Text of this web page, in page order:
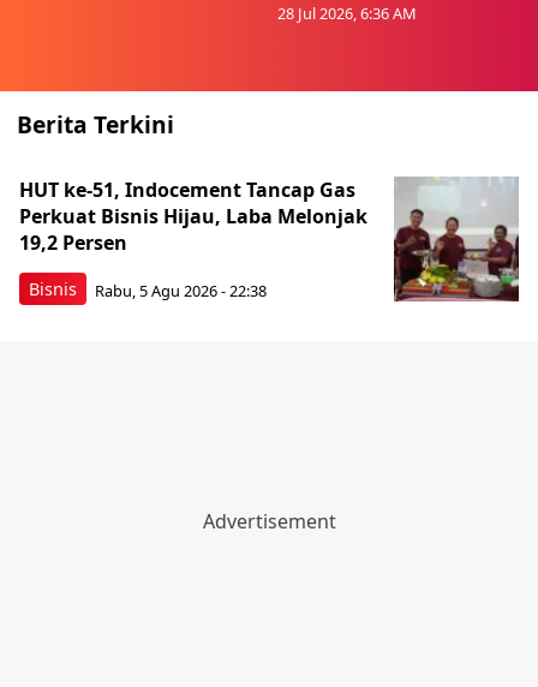
28 Jul 2026, 6:36 AM
Berita Terkini
Bisnis
HUT ke-51, Indocement Tancap Gas
Perkuat Bisnis Hijau, Laba Melonjak
19,2 Persen
Rabu, 5 Agu 2026 - 22:38